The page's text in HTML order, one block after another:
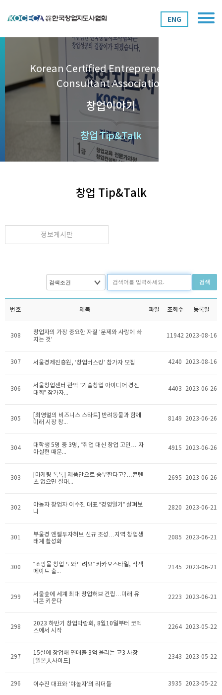
ENG
Korean Certified Entrepreneurship
Consultant Association
창업이야기
창업 Tip&Talk
창업 Tip&Talk
정보게시판
검색
번호 제목 파일 조회수 등록일
308
창업자의 가장 중요한 자질 ‘문제와 사랑에 빠
지는 것’
11942 2023-08-16
307 서울경제진흥원, ‘창업버스킹’ 참가자 모집 4240 2023-08-16
306
서울창업센터 관악 “기술창업 아이디어 경진
대회” 참가자...
4403 2023-06-26
305
[최영렬의 비즈니스 스타트] 반려동물과 함께
미래 시장 창...
8149 2023-06-26
304
대학생 5명 중 3명, “취업 대신 창업 고민… 자
아실현 때문...
4915 2023-06-26
303
[마케팅 톡톡] 제품만으로 승부한다고?…콘텐
츠 없으면 절대...
2695 2023-06-26
302
야놀자 창업자 이수진 대표 “경영일기” 살펴보
니
2820 2023-06-21
301
부울경 엔젤투자허브 신규 조성…지역 창업생
태계 활성화
2085 2023-06-21
300
“쇼핑몰 창업 도와드려요” 카카오스타일, 직잭
메이트 출...
2145 2023-06-21
299
서울숲에 세계 최대 창업허브 건립…미래 유
니콘 키운다
2223 2023-06-21
298
2023 하반기 창업박람회, 8월10일부터 코엑
스에서 시작
2264 2023-05-22
297
15살에 창업해 연매출 3억 올리는 고3 사장
[일본人사이드]
2343 2023-05-22
296 이수진 대표와 ‘야놀자’의 리더들 3935 2023-05-22